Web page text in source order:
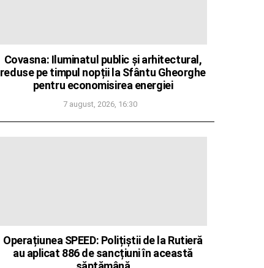
Covasna: Iluminatul public și arhitectural,
reduse pe timpul nopții la Sfântu Gheorghe
pentru economisirea energiei
7 august, 2026, 16:30
Operațiunea SPEED: Polițiștii de la Rutieră
au aplicat 886 de sancțiuni în această